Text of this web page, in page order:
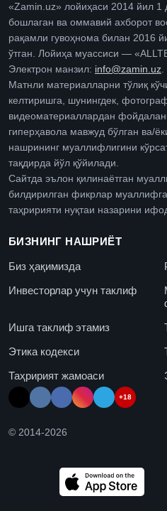
«Zamin.uz» лойиҳаси 2014 йил 1
бошлаган ва оммавий ахборот
рақамли гувоҳнома билан 2016
ўтган. Лойиҳа муассиси —
Электрон манзил: info@zamin.uz
Матнли материалларни тўлиқ
келтиришга, шунингдек,
видеоматериаллардан
гиперҳавола мавжуд бўлган ва/
нашрининг муаллифлигини
тақдирда йўл қўйилади.
Сайтда эълон қилинаётган
билдирилган фикрлар
таҳририяти нуқтаи назарини
БИЗНИНГ НАШРИЁТ
Биз ҳақимизда
Инвесторлар учун таклиф
Ишга таклиф этамиз
Этика кодекси
Таҳририят жамоаси
+18
© 2014-2026